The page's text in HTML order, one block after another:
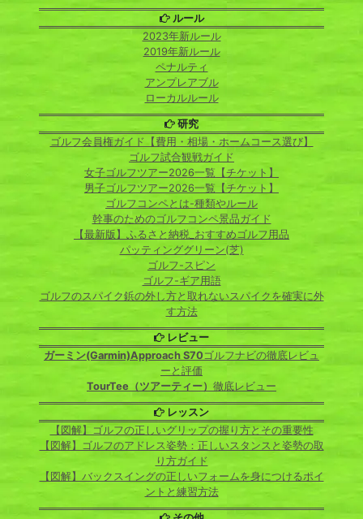
ルール
2023年新ルール
2019年新ルール
ペナルティ
アンプレアブル
ローカルルール
研究
ゴルフ会員権ガイド【費用・相場・ホームコース選び】
ゴルフ試合観戦ガイド
女子ゴルフツアー2026一覧【チケット】
男子ゴルフツアー2026一覧【チケット】
ゴルフコンペとは-種類やルール
幹事のためのゴルフコンペ景品ガイド
【最新版】ふるさと納税_おすすめゴルフ用品
パッティンググリーン(芝)
ゴルフ-スピン
ゴルフ-ギア用語
ゴルフのスパイク鋲の外し方と取れないスパイクを確実に外
す方法
レビュー
ガーミン(Garmin)Approach S70ゴルフナビの徹底レビュ
ーと評価
TourTee（ツアーティー） 徹底レビュー
レッスン
【図解】ゴルフの正しいグリップの握り方とその重要性
【図解】ゴルフのアドレス姿勢：正しいスタンスと姿勢の取
り方ガイド
【図解】バックスイングの正しいフォームを身につけるポイ
ントと練習方法